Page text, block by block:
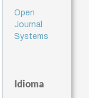
Open
Journal
Systems
Idioma